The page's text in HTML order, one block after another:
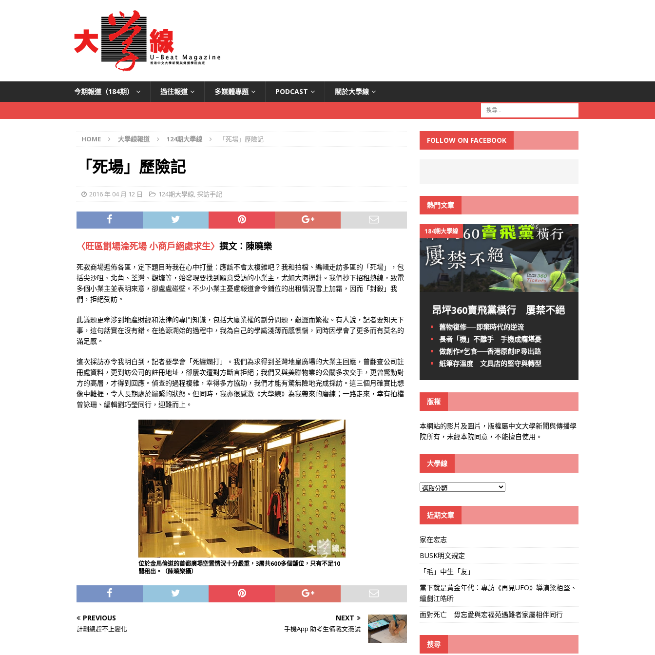
今期報道（184期） 過往報道 多媒體專題 PODCAST 關於大學線
HOME 大學線報道 124期大學線 「死場」歷險記
「死場」歷險記
2016 年 04 月 12 日 124期大學線,採訪手記
〈旺區劏場淪死場 小商戶絕處求生〉 撰文：陳曉樂
死寂商場遍佈各區，定下題目時我在心中打量：應該不會太複雜吧？我和拍檔、編輯走訪多區的「死場」，包
括尖沙咀、北角、荃灣、觀塘等，始發現要找到願意受訪的小業主，尤如大海撈針。我們抄下招租熱線，致電
多個小業主並表明來意，卻處處碰壁。不少小業主憂慮報道會令鋪位的出租情況雪上加霜，因而「封殺」我
們，拒絕受訪。
此議題更牽涉到地產財經和法律的專門知識，包括大廈業權的劃分問題，艱澀而繁複。有人說，記者要知天下
事，這句話實在沒有錯。在追源溯始的過程中，我為自己的學識淺薄而感懊惱，同時因學會了更多而有莫名的
滿足感。
這次採訪亦令我明白到，記者要學會「死纏爛打」。我們為求得到荃灣地皇廣場的大業主回應，曾翻查公司註
冊處資料，更到訪公司的註冊地址，卻屢次遭對方斷言拒絕；我們又與美聯物業的公關多次交手，更曾驚動對
方的高層，才得到回應。偵查的過程複雜，幸得多方協助，我們才能有驚無險地完成採訪。這三個月確實比想
像中難捱，令人長期處於繃緊的狀態。但同時，我亦很感激《大學線》為我帶來的磨練；一路走來，幸有拍檔
曾詠珊、編輯劉巧瑩同行，迎難而上。
位於金馬倫道的首都廣場空置情況十分嚴重，3層共600多個舖位，只有不足10
間租出。（陳曉樂攝）
PREVIOUS
計劃總趕不上變化
NEXT
手機App 助考生備戰文憑試
FOLLOW ON FACEBOOK
熱門文章
184期大學線
昂坪360賣飛黨橫行 屢禁不絕
舊物復修──即棄時代的逆流
長者「機」不離手 手機成癮堪憂
做創作≠乞食──香港原創IP尋出路
紙筆存溫度 文具店的堅守與轉型
版權
本網站的影片及圖片，版權屬中文大學新聞與傳播學
院所有，未經本院同意，不能擅自使用。
大學線
大
線
近期文章
家在宏志
BUSK明文規定
「毛」中生「友」
當下就是黃金年代：專訪《再見UFO》導演梁栢堅、
編劇江皓昕
面對死亡 毋忘愛與宏福苑遇難者家屬相伴同行
搜尋